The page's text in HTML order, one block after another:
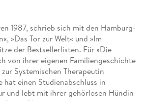
1987, schrieb sich mit den Hamburg-
»Das Tor zur Welt« und »Im
der Bestsellerlisten. Für »Die
von ihrer eigenen Familiengeschichte
Systemischen Therapeutin
hat einen Studienabschluss in
und lebt mit ihrer gehörlosen Hündin
Auf Instagram ist sie unter